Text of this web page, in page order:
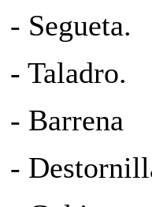
- Segueta.
- Taladro.
- Barrena
-